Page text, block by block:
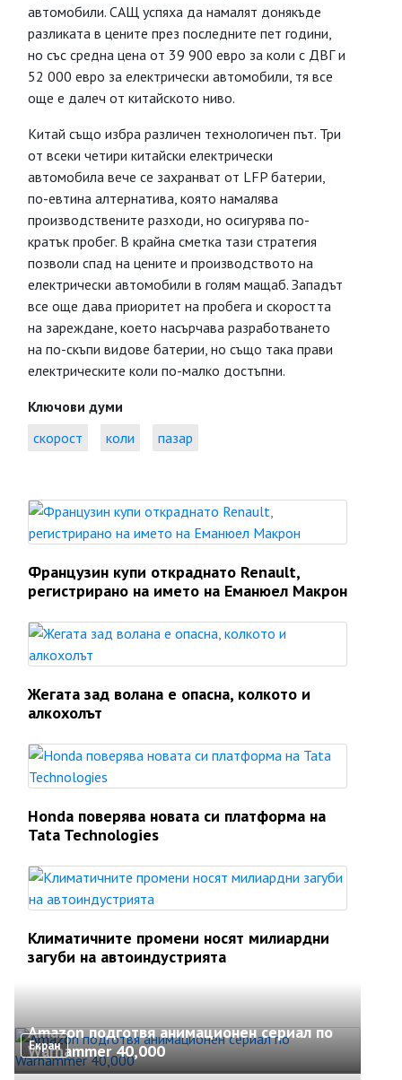
автомобили. САЩ успяха да намалят донякъде
разликата в цените през последните пет години,
но със средна цена от 39 900 евро за коли с ДВГ и
52 000 евро за електрически автомобили, тя все
още е далеч от китайското ниво.
Китай също избра различен технологичен път. Три
от всеки четири китайски електрически
автомобила вече се захранват от LFP батерии,
по-евтина алтернатива, която намалява
производствените разходи, но осигурява по-
кратък пробег. В крайна сметка тази стратегия
позволи спад на цените и производството на
електрически автомобили в голям мащаб. Западът
все още дава приоритет на пробега и скоростта
на зареждане, което насърчава разработването
на по-скъпи видове батерии, но също така прави
електрическите коли по-малко достъпни.
Ключови думи
скорост
коли пазар
Французин купи откраднато Renault,
регистрирано на името на Еманюел Макрон
Жегата зад волана е опасна, колкото и
алкохолът
Honda поверява новата си платформа на
Tata Technologies
Климатичните промени носят милиардни
загуби на автоиндустрията
Екран
Amazon подготвя анимационен сериал по
Warhammer 40,000